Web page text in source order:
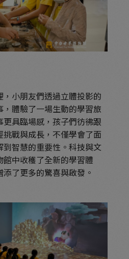
小朋友們透過立體投影的
，體驗了一場生動的學習旅
具臨場感，孩子們彷彿跟
戰與成長，不僅學會了面
智慧的重要性。科技與文
中收穫了全新的學習體
了更多的驚喜與啟發。